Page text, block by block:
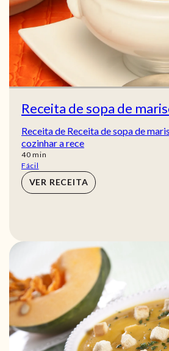
Receita de sopa de
Receita de Receita de sopa de
cozinhar a rece
40min
min
Fácil
VER RECEITA